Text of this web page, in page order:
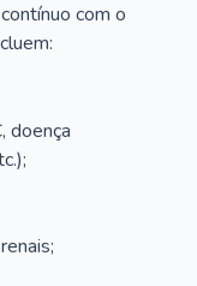
com o
doença